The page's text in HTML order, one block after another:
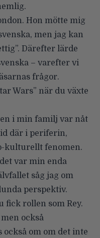
Hon mötte mig
men jag kan
Därefter lärde
– varefter vi
frågor.
Wars” när du växte
i min familj var nåt
där i periferin,
kulturellt fenomen.
var min enda
såg jag om
perspektiv.
fick rollen som Rey.
också
också om om det inte